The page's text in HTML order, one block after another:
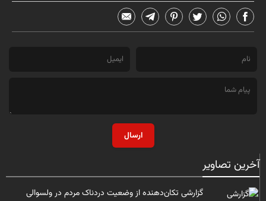
ارسال
آخرین تصاویر
گزارشی تکان‌دهنده از وضعیت دردناک مردم در ولسوالی